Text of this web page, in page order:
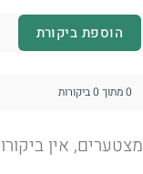
הוספת ביקורת
0 מתוך 0 ביקורות
מצטערים, אין